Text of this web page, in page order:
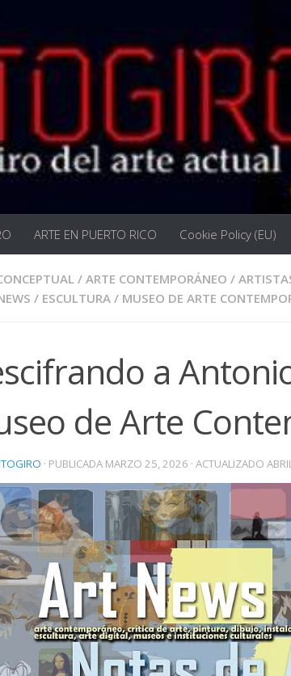
ARTE EN PUERTO RICO Cookie Policy (EU)
/ ARTE CONTEMPORÁNEO /
/ ESCULTURA / MUSEO DE ARTE
a
de Arte
· PUBLICADA MARZO 25, 2026 · ACTUALIZADO